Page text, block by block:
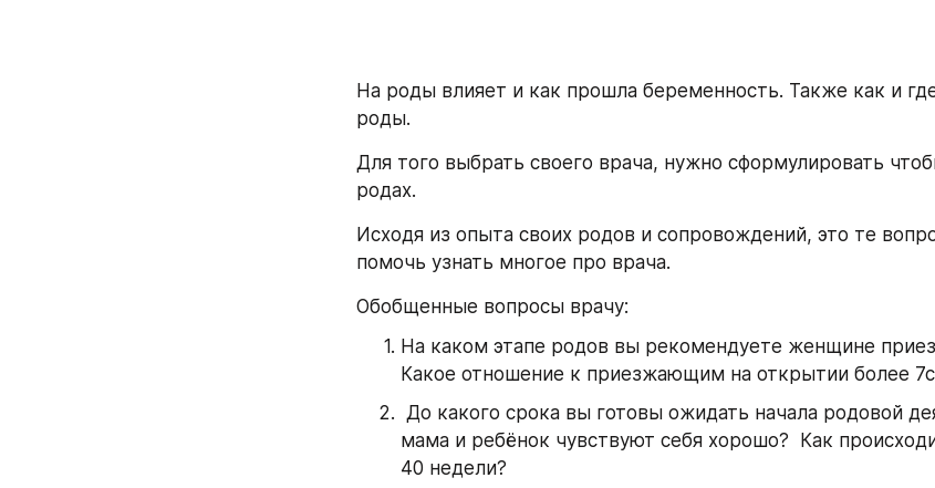
На роды влияет и как прошла беременность. Также как и
роды.
Для того выбрать своего врача, нужно сформулировать
родах.
Исходя из опыта своих родов и сопровождений, это те
помочь узнать многое про врача.
Обобщенные вопросы врачу:
На каком этапе родов вы рекомендуете женщине
Какое отношение к приезжающим на открытии более
мама и ребёнок чувствуют себя хорошо?  Как
40 недели?